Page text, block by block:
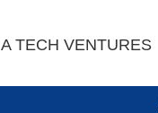
A TECH VENTURES